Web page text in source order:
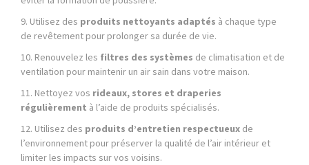
9. Utilisez des produits nettoyants adaptés à chaque type
de revêtement pour prolonger sa durée de vie.
10. Renouvelez les filtres des systèmes de climatisation et de
ventilation pour maintenir un air sain dans votre maison.
11. Nettoyez vos rideaux, stores et draperies
régulièrement à l’aide de produits spécialisés.
12. Utilisez des produits d’entretien respectueux de
l’environnement pour préserver la qualité de l’air intérieur et
limiter les impacts sur vos voisins.